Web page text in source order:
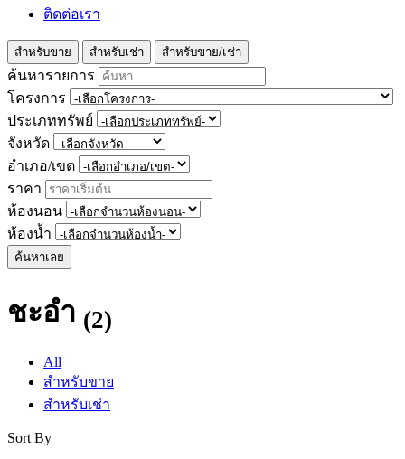
ติดต่อเรา
สำหรับขาย สำหรับเช่า สำหรับขาย/เช่า
ค้นหารายการ
โครงการ
ประเภททรัพย์
จังหวัด
อำเภอ/เขต
ราคา
ห้องนอน
ห้องน้ำ
ค้นหาเลย
ชะอำ (2)
All
สำหรับขาย
สำหรับเช่า
Sort By